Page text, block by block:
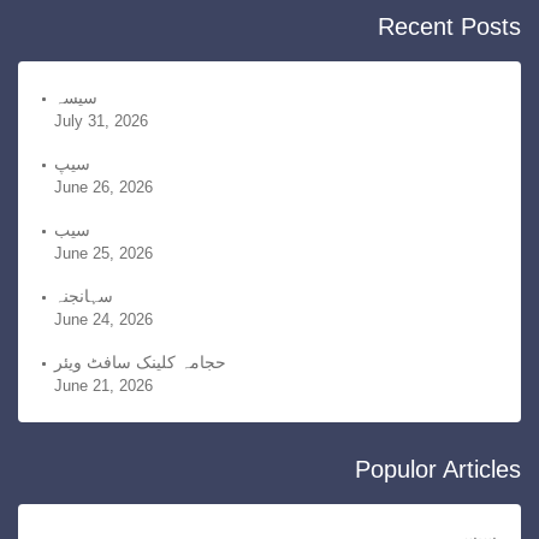
i
Recent Posts
سیسہ
July 31, 2026
سیپ
June 26, 2026
سیب
June 25, 2026
سہانجنہ
June 24, 2026
حجامہ کلینک سافٹ ویئر
June 21, 2026
Populor Articles